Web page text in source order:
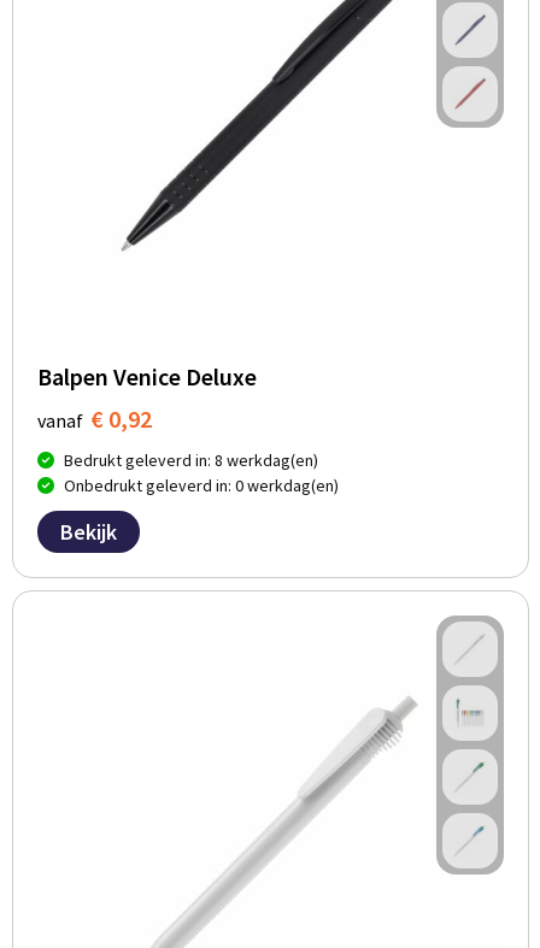
Balpen Venice Deluxe
vanaf € 0,92
Bedrukt geleverd in: 8 werkdag(en)
Onbedrukt geleverd in: 0 werkdag(en)
Bekijk